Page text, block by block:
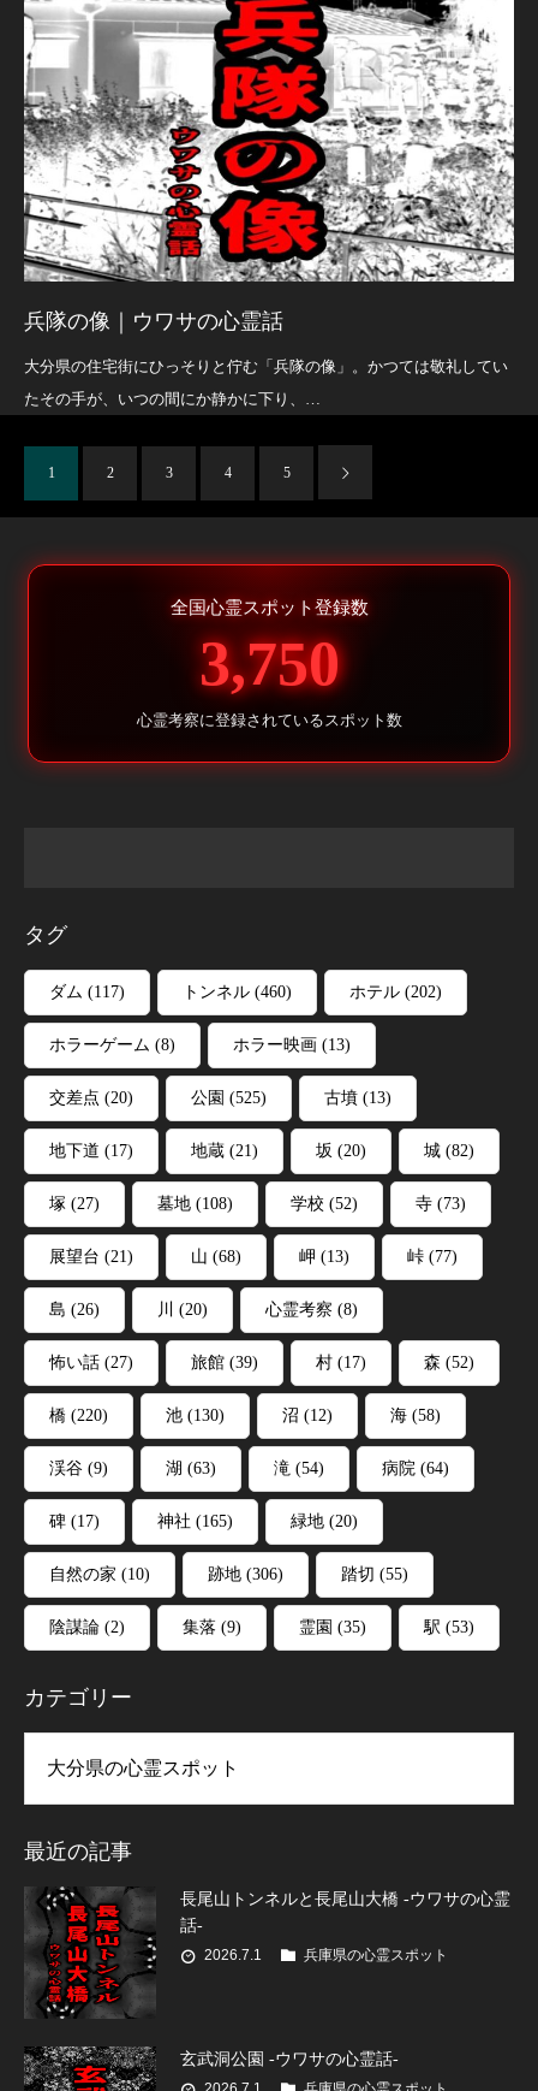
兵隊の像｜ウワサの心霊話
大分県の住宅街にひっそりと佇む「兵隊の像」。かつては敬礼してい
たその手が、いつの間にか静かに下り、…
1 2 3 4 5
全国心霊スポット登録数
3,750
心霊考察に登録されているスポット数
タグ
ダム (117) トンネル (460) ホテル (202)
ホラーゲーム (8) ホラー映画 (13)
交差点 (20) 公園 (525) 古墳 (13)
地下道 (17) 地蔵 (21) 坂 (20) 城 (82)
塚 (27) 墓地 (108) 学校 (52) 寺 (73)
展望台 (21) 山 (68) 岬 (13) 峠 (77)
島 (26) 川 (20) 心霊考察 (8)
怖い話 (27) 旅館 (39) 村 (17) 森 (52)
橋 (220) 池 (130) 沼 (12) 海 (58)
渓谷 (9) 湖 (63) 滝 (54) 病院 (64)
碑 (17) 神社 (165) 緑地 (20)
自然の家 (10) 跡地 (306) 踏切 (55)
陰謀論 (2) 集落 (9) 霊園 (35) 駅 (53)
カテゴリー
最近の記事
長尾山トンネルと長尾山大橋 -ウワサの心霊
話-
2026.7.1 兵庫県の心霊スポット
玄武洞公園 -ウワサの心霊話-